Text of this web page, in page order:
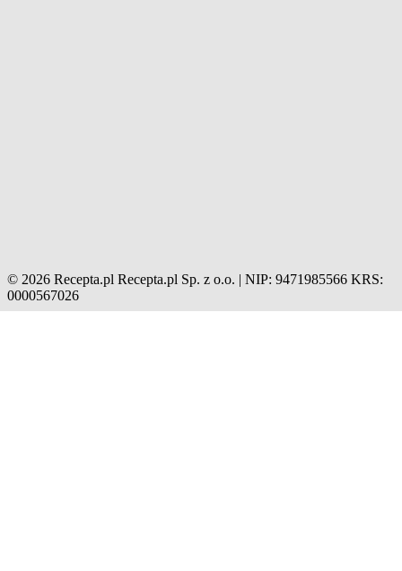
© 2026 Recepta.pl Recepta.pl Sp. z o.o. | NIP: 9471985566 KRS:
0000567026